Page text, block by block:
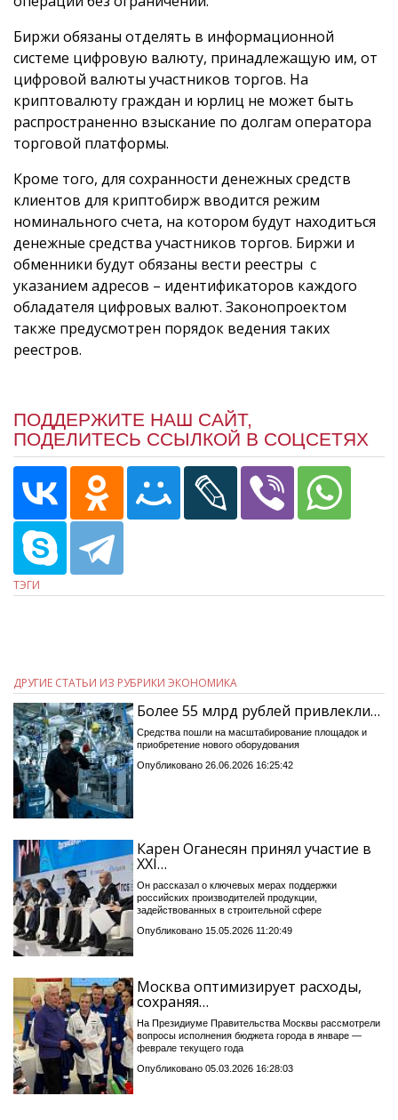
Биржи обязаны отделять в информационной
системе цифровую валюту, принадлежащую им, от
цифровой валюты участников торгов. На
криптовалюту граждан и юрлиц не может быть
распространенно взыскание по долгам оператора
торговой платформы.
Кроме того, для сохранности денежных средств
клиентов для криптобирж вводится режим
номинального счета, на котором будут находиться
денежные средства участников торгов. Биржи и
обменники будут обязаны вести реестры с
указанием адресов – идентификаторов каждого
обладателя цифровых валют. Законопроектом
также предусмотрен порядок ведения таких
реестров.
ПОДДЕРЖИТЕ НАШ САЙТ,
ПОДЕЛИТЕСЬ ССЫЛКОЙ В СОЦСЕТЯХ
ТЭГИ
ДРУГИЕ СТАТЬИ ИЗ РУБРИКИ ЭКОНОМИКА
Более 55 млрд рублей привлекли…
Средства пошли на масштабирование площадок и
приобретение нового оборудования
Опубликовано 26.06.2026 16:25:42
Карен Оганесян принял участие в
XXI…
Он рассказал о ключевых мерах поддержки
российских производителей продукции,
задействованных в строительной сфере
Опубликовано 15.05.2026 11:20:49
Москва оптимизирует расходы,
сохраняя…
На Президиуме Правительства Москвы рассмотрели
вопросы исполнения бюджета города в январе —
феврале текущего года
Опубликовано 05.03.2026 16:28:03